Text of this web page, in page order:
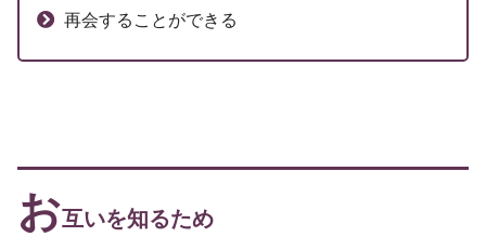
再会することができる
お互いを知るため